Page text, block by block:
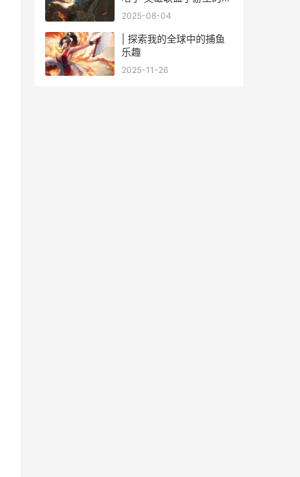
钢影怎么玩
2025-08-04
| 探索我的全球中的捕鱼
乐趣
2025-11-26